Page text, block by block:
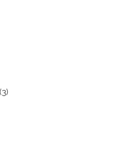
(3)